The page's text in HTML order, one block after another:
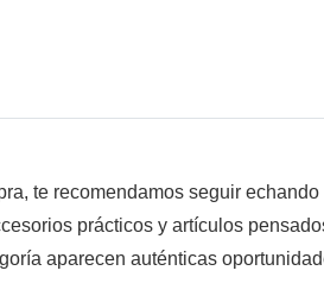
te recomendamos seguir
prácticos y artículos
aparecen auténticas